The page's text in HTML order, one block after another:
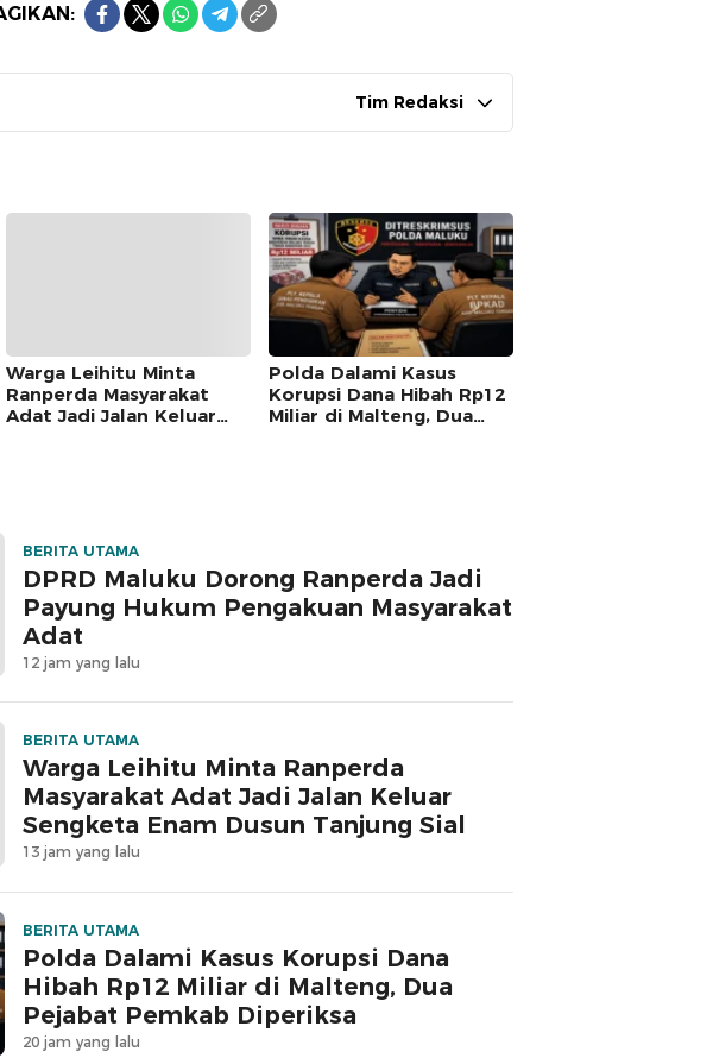
Tim Redaksi
Warga Leihitu Minta
Ranperda Masyarakat
Adat Jadi Jalan Keluar
Polda Dalami Kasus
Korupsi Dana Hibah Rp12
Miliar di Malteng, Dua
BERITA UTAMA
DPRD Maluku Dorong Ranperda Jadi
Payung Hukum Pengakuan Masyarakat
Adat
12 jam yang lalu
BERITA UTAMA
Warga Leihitu Minta Ranperda
Masyarakat Adat Jadi Jalan Keluar
Sengketa Enam Dusun Tanjung Sial
13 jam yang lalu
BERITA UTAMA
Polda Dalami Kasus Korupsi Dana
Hibah Rp12 Miliar di Malteng, Dua
Pejabat Pemkab Diperiksa
20 jam yang lalu